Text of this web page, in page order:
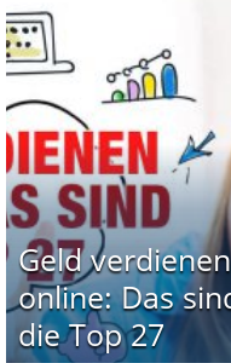
Geld verdienen
online: Das
die Top 27